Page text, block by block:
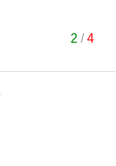
2 /4